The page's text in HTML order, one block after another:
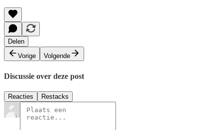
Delen
Vorige
Volgende
Discussie over deze post
Reacties Restacks